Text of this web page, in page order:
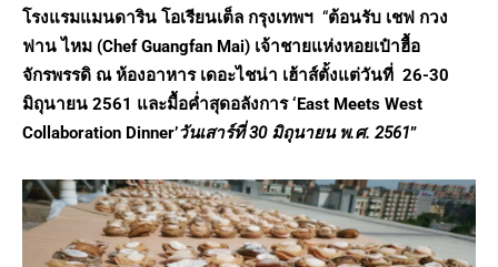
โรงแรมแมนดาริน โอเรียนเต็ล กรุงเทพฯ “ต้อนรับ เชฟ กวง
ฟาน ไหม (Chef Guangfan Mai) เจ้าชายแห่งหอยเป๋าฮื้อ
จักรพรรดิ ณ ห้องอาหาร เดอะไชน่า เฮ้าส์ตั้งแต่วันที่ 26-30
มิถุนายน 2561 และมื้อค่ำสุดอลังการ ‘East Meets West
Collaboration Dinner’วันเสาร์ที่ 30 มิถุนายน พ.ศ. 2561”